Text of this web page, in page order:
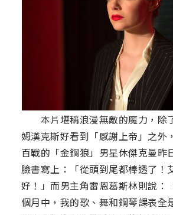
本片堪稱浪漫無敵的魔力，除
姆漢克斯好看到「感謝上帝」之外
百戰的「金鋼狼」男星休傑克曼昨
臉書寫上：「從頭到尾都棒透了！
好！」而男主角雷恩葛斯林則說：
個月中，我的歌、舞和鋼琴課表全